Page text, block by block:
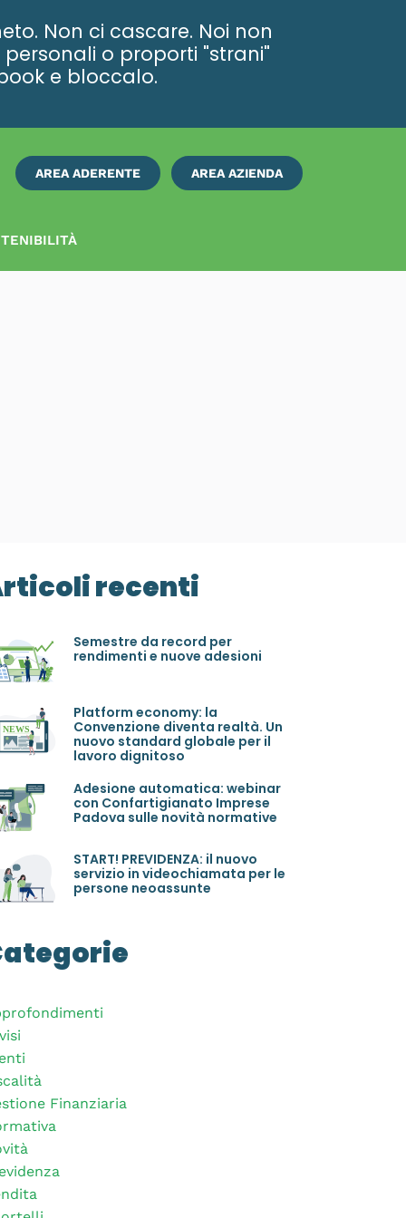
Non ci cascare. Noi non
o proporti "strani"
e bloccalo.
AREA ADERENTE AREA AZIENDA
ISCRIVITI
recenti
Semestre da record per
rendimenti e nuove adesioni
Platform economy: la
Convenzione diventa realtà. Un
nuovo standard globale per il
lavoro dignitoso
Adesione automatica: webinar
con Confartigianato Imprese
Padova sulle novità normative
START! PREVIDENZA: il nuovo
servizio in videochiamata per le
persone neoassunte
Finanziaria